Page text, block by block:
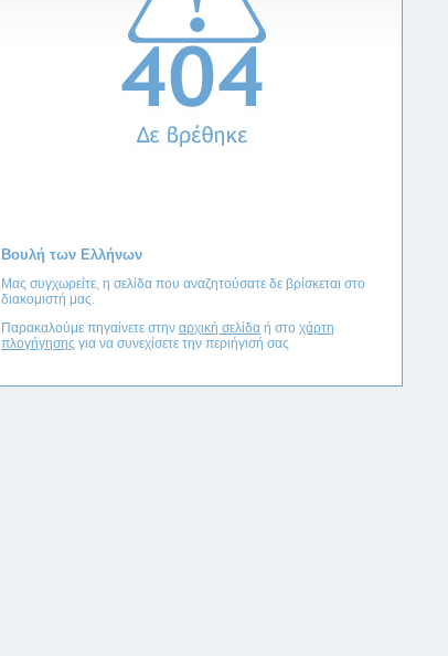
Βουλή των Ελλήνων
Μας συγχωρείτε, η σελίδα που αναζητούσατε δε βρίσκεται στο
διακομιστή μας.
Παρακαλούμε πηγαίνετε στην αρχική σελίδα ή στο χάρτη
πλογήγησης για να συνεχίσετε την περιήγισή σας